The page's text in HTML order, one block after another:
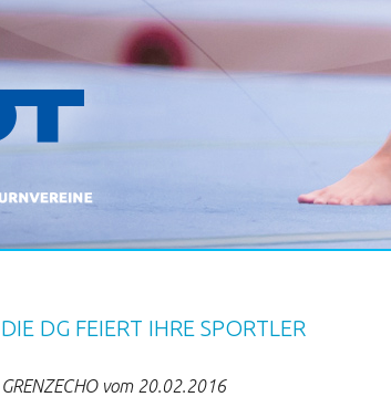
DIE DG FEIERT IHRE SPORTLER
GRENZECHO vom 20.02.2016